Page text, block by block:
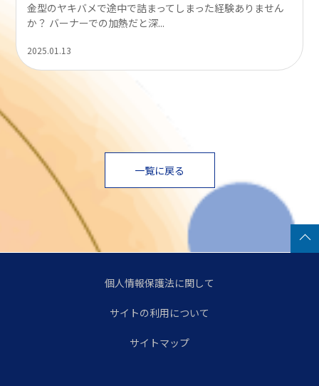
2025.01.13
金型のヤキバメで途中で詰まってしまった経験ありません
か？ バーナーでの加熱だと深...
一覧に戻る
個人情報保護法に関して
サイトの利用について
サイトマップ